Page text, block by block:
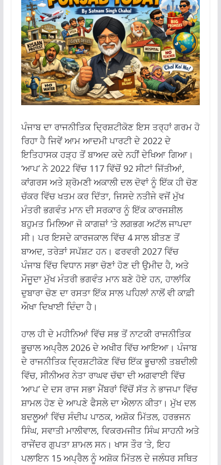
ਪੰਜਾਬ ਦਾ ਰਾਜਨੀਤਿਕ ਦ੍ਰਿਸ਼ਟੀਕੋਣ ਇਸ ਤਰ੍ਹਾਂ ਗਰਮ ਹੋ
ਰਿਹਾ ਹੈ ਜਿਵੇਂ ਆਮ ਆਦਮੀ ਪਾਰਟੀ ਦੇ 2022 ਦੇ
ਇਤਿਹਾਸਕ ਹੜ੍ਹ ਤੋਂ ਬਾਅਦ ਕਦੇ ਨਹੀਂ ਦੇਖਿਆ ਗਿਆ।
‘ਆਪ’ ਨੇ 2022 ਵਿੱਚ 117 ਵਿੱਚੋਂ 92 ਸੀਟਾਂ ਜਿੱਤੀਆਂ,
ਕਾਂਗਰਸ ਅਤੇ ਸ਼੍ਰੋਮਣੀ ਅਕਾਲੀ ਦਲ ਦੋਵਾਂ ਨੂੰ ਇੱਕ ਹੀ ਚੋਣ
ਚੱਕਰ ਵਿੱਚ ਖਤਮ ਕਰ ਦਿੱਤਾ, ਜਿਸਦੇ ਨਤੀਜੇ ਵਜੋਂ ਮੁੱਖ
ਮੰਤਰੀ ਭਗਵੰਤ ਮਾਨ ਦੀ ਸਰਕਾਰ ਨੂੰ ਇੱਕ ਕਾਰਜਸ਼ੀਲ
ਬਹੁਮਤ ਮਿਲਿਆ ਜੋ ਕਾਗਜ਼ਾਂ ‘ਤੇ ਲਗਭਗ ਅਟੱਲ ਜਾਪਦਾ
ਸੀ। ਪਰ ਇਸਦੇ ਕਾਰਜਕਾਲ ਵਿੱਚ 4 ਸਾਲ ਬੀਤਣ ਤੋਂ
ਬਾਅਦ, ਤਰੇੜਾਂ ਸਪੱਸ਼ਟ ਹਨ। ਫਰਵਰੀ 2027 ਵਿੱਚ
ਪੰਜਾਬ ਵਿੱਚ ਵਿਧਾਨ ਸਭਾ ਚੋਣਾਂ ਹੋਣ ਦੀ ਉਮੀਦ ਹੈ, ਅਤੇ
ਮੌਜੂਦਾ ਮੁੱਖ ਮੰਤਰੀ ਭਗਵੰਤ ਮਾਨ ਬਣੇ ਹੋਏ ਹਨ, ਹਾਲਾਂਕਿ
ਦੁਬਾਰਾ ਚੋਣ ਦਾ ਰਸਤਾ ਇੱਕ ਸਾਲ ਪਹਿਲਾਂ ਨਾਲੋਂ ਵੀ ਕਾਫ਼ੀ
ਔਖਾ ਦਿਖਾਈ ਦਿੰਦਾ ਹੈ।
ਹਾਲ ਹੀ ਦੇ ਮਹੀਨਿਆਂ ਵਿੱਚ ਸਭ ਤੋਂ ਨਾਟਕੀ ਰਾਜਨੀਤਿਕ
ਭੂਚਾਲ ਅਪ੍ਰੈਲ 2026 ਦੇ ਅਖੀਰ ਵਿੱਚ ਆਇਆ। ਪੰਜਾਬ
ਦੇ ਰਾਜਨੀਤਿਕ ਦ੍ਰਿਸ਼ਟੀਕੋਣ ਵਿੱਚ ਇੱਕ ਭੂਚਾਲੀ ਤਬਦੀਲੀ
ਵਿੱਚ, ਸੀਨੀਅਰ ਨੇਤਾ ਰਾਘਵ ਚੱਢਾ ਦੀ ਅਗਵਾਈ ਵਿੱਚ
‘ਆਪ’ ਦੇ ਦਸ ਰਾਜ ਸਭਾ ਮੈਂਬਰਾਂ ਵਿੱਚੋਂ ਸੱਤ ਨੇ ਭਾਜਪਾ ਵਿੱਚ
ਸ਼ਾਮਲ ਹੋਣ ਦੇ ਆਪਣੇ ਫੈਸਲੇ ਦਾ ਐਲਾਨ ਕੀਤਾ। ਮੁੱਖ ਦਲ
ਬਦਲੂਆਂ ਵਿੱਚ ਸੰਦੀਪ ਪਾਠਕ, ਅਸ਼ੋਕ ਮਿੱਤਲ, ਹਰਭਜਨ
ਸਿੰਘ, ਸਵਾਤੀ ਮਾਲੀਵਾਲ, ਵਿਕਰਮਜੀਤ ਸਿੰਘ ਸਾਹਨੀ ਅਤੇ
ਰਾਜੇਂਦਰ ਗੁਪਤਾ ਸ਼ਾਮਲ ਸਨ। ਖਾਸ ਤੌਰ ‘ਤੇ, ਇਹ
ਪਲਾਇਨ 15 ਅਪ੍ਰੈਲ ਨੂੰ ਅਸ਼ੋਕ ਮਿੱਤਲ ਦੇ ਜਲੰਧਰ ਸਥਿਤ